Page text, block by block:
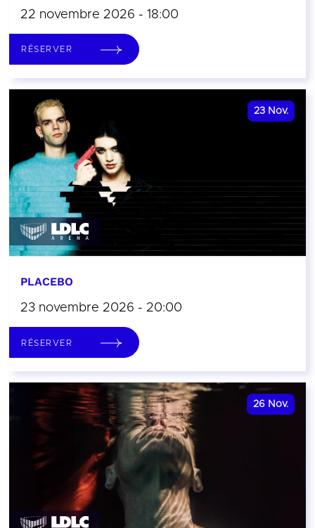
22 novembre 2026 - 18:00
RÉSERVER
23 Nov.
PLACEBO
23 novembre 2026 - 20:00
RÉSERVER
26 Nov.